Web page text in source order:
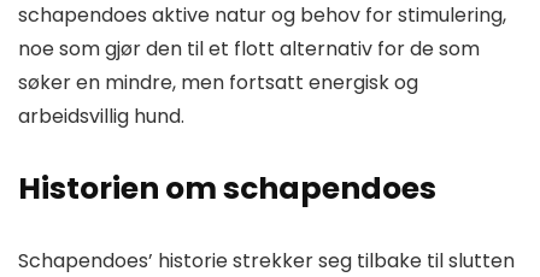
schapendoes aktive natur og behov for stimulering,
noe som gjør den til et flott alternativ for de som
søker en mindre, men fortsatt energisk og
arbeidsvillig hund.
Historien om schapendoes
Schapendoes’ historie strekker seg tilbake til slutten